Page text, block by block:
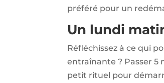
préféré pour un
Un lundi
Réfléchissez à ce qui
entraînante ? Passer 5
petit rituel pour